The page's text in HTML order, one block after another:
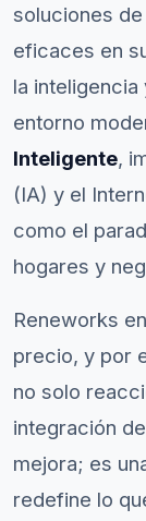
soluciones
eficaces en
la
entorno
Inteligente,
(IA) y el
como el
hogares y
Reneworks
precio, y por
no solo
integración
mejora; es
redefine lo